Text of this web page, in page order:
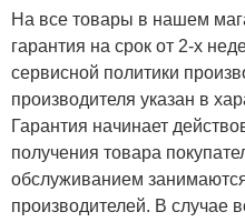
На все товары в нашем
гарантия на срок от 2-х
сервисной политики
производителя указан в
Гарантия начинает
получения товара
обслуживанием
производителей. В случае